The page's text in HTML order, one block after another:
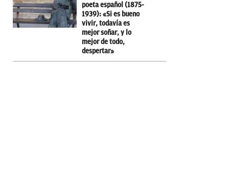
poeta español (1875-
1939): «Si es bueno
vivir, todavía es
mejor soñar, y lo
mejor de todo,
despertar»